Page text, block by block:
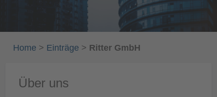
Home > Einträge > Ritter GmbH
Über uns